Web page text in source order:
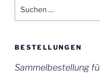
nach:
BESTELLUNGEN
Sammelbestellung